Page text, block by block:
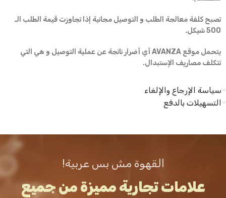
تصبح كلفة معالجة الطلب و التوصيل مجانية إذا تجاوزت قيمة الطلب الـ
500 شيكل.
يتحمل موقع AVANZA أي أضرار ناتجة عن عملية التوصيل و هي التي
تتكلف مصاريف الإستبدال.
سياسة الإرجاع والإلغاء
التسهيلات بالدفع
القهوة مش بس عربية!
علامات تجارية مميزة من جميع